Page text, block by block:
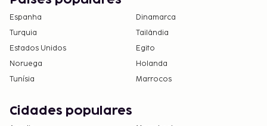
Espanha
Dinamarca
Turquia
Tailândia
Estados Unidos
Egito
Noruega
Holanda
Tunísia
Marrocos
Cidades populares